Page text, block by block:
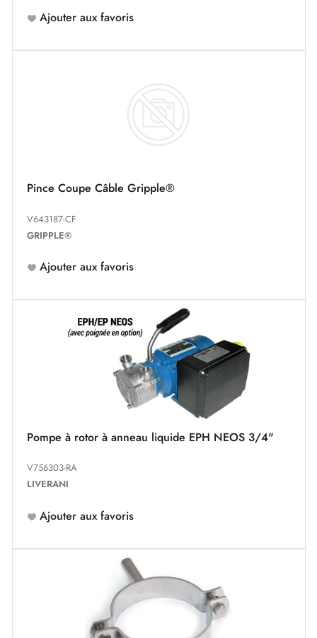
Ajouter aux favoris
Pince Coupe Câble Gripple®
V643187-CF
GRIPPLE®
Ajouter aux favoris
Pompe à rotor à anneau liquide EPH NEOS 3/4"
V756303-RA
LIVERANI
Ajouter aux favoris